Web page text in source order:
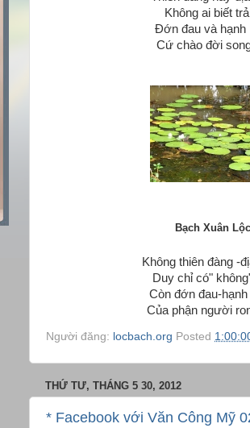
Không ai biết
Đớn đau và hạnh
Cứ chào đời
Bạch Xuân
Không thiên đàng -
Duy chỉ có"
Còn đớn đau-
Của phận người
Người đăng: locbach.org Posted
THỨ TƯ, THÁNG 5 30, 2012
* Facebook với Văn Công Mỹ